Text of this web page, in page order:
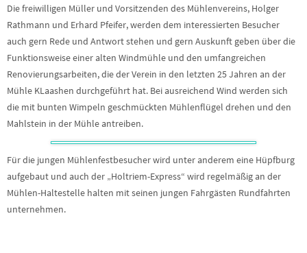
Die freiwilligen Müller und Vorsitzenden des Mühlenvereins, Holger
Rathmann und Erhard Pfeifer, werden dem interessierten Besucher
auch gern Rede und Antwort stehen und gern Auskunft geben über die
Funktionsweise einer alten Windmühle und den umfangreichen
Renovierungsarbeiten, die der Verein in den letzten 25 Jahren an der
Mühle KLaashen durchgeführt hat. Bei ausreichend Wind werden sich
die mit bunten Wimpeln geschmückten Mühlenflügel drehen und den
Mahlstein in der Mühle antreiben.
Für die jungen Mühlenfestbesucher wird unter anderem eine Hüpfburg
aufgebaut und auch der „Holtriem-Express“ wird regelmäßig an der
Mühlen-Haltestelle halten mit seinen jungen Fahrgästen Rundfahrten
unternehmen.